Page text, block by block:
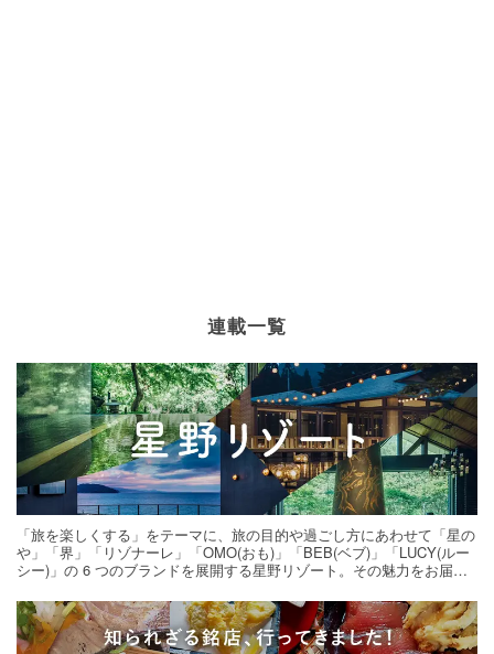
連載一覧
「旅を楽しくする」をテーマに、旅の目的や過ごし方にあわせて「星の
や」「界」「リゾナーレ」「OMO(おも)」「BEB(ベブ)」「LUCY(ルー
シー)」の 6 つのブランドを展開する星野リゾート。その魅力をお届け